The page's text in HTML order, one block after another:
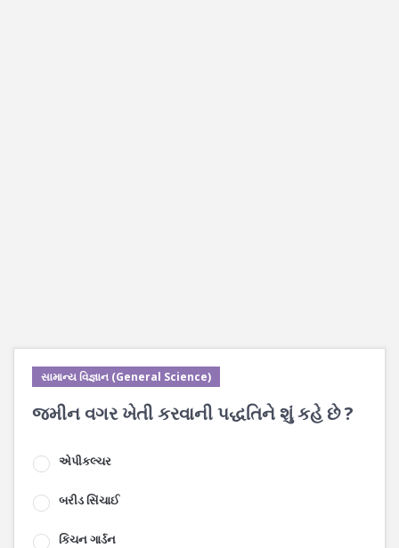
સામાન્ય વિજ્ઞાન (General Science)
જમીન વગર ખેતી કરવાની પદ્ધતિને શું કહે છે ?
એપીકલ્ચર
બરીડ સિંચાઈ
કિચન ગાર્ડન